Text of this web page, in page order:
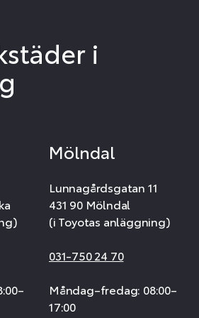
i
Mölndal
Lunnagårdsgatan 11
431 90 Mölndal
(i Toyotas anläggning)
031-750 24 70
Måndag–fredag: 08:00–
17:00